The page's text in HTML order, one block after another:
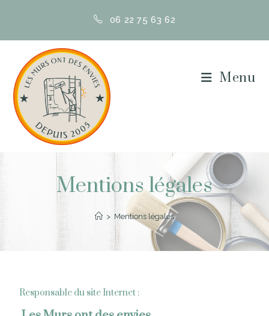
06 22 75 63 62
Menu
Mentions légales
> Mentions légales
Responsable du site Internet :